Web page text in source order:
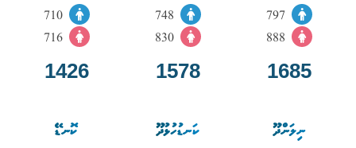
797
888
1685
748
830
1578
710
716
1426
ނިލަންދޫ ކަނޑުހުޅުދޫ ކޮނޑޭ